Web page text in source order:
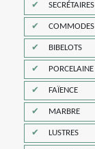
SECRÉTAIRES
COMMODES
BIBELOTS
PORCELAINE
FAÏENCE
MARBRE
LUSTRES